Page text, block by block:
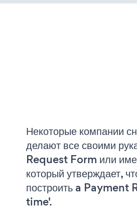
Некоторые компании
делают все своими
Request Form или
который утверждает,
построить a
time'.